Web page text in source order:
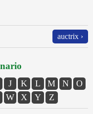
auctrix ›
J K L M N
O
W X Y Z